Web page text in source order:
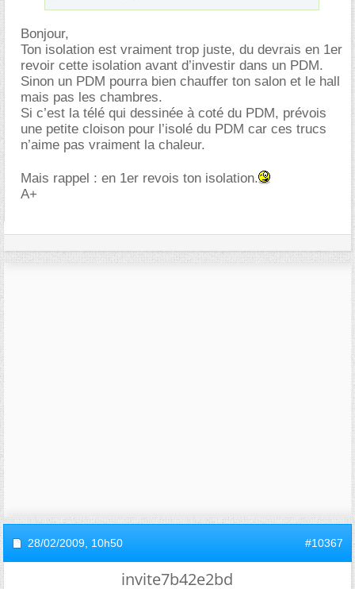
Bonjour,
Ton isolation est vraiment trop juste, du devrais en 1er
revoir cette isolation avant d’investir dans un PDM.
Sinon un PDM pourra bien chauffer ton salon et le hall
mais pas les chambres.
Si c’est la télé qui dessinée à coté du PDM, prévois
une petite cloison pour l’isolé du PDM car ces trucs
n’aime pas vraiment la chaleur.
Mais rappel : en 1er revois ton isolation.
A+
28/02/2009, 10h50 #10367
invite7b42e2bd